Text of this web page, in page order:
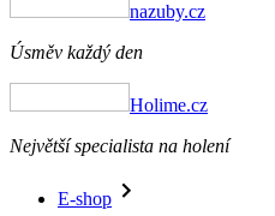
nazuby.cz
Úsměv každý den
Holime.cz
Největší specialista na holení
E-shop